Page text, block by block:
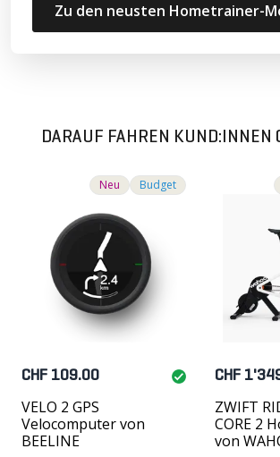
Zu den neusten Hometrainer-
DARAUF FAHREN KUND:INNEN
Neu Budget
CHF 109.00
VELO 2 GPS
Velocomputer von
BEELINE
CHF
ZWIFT
CORE 2
von